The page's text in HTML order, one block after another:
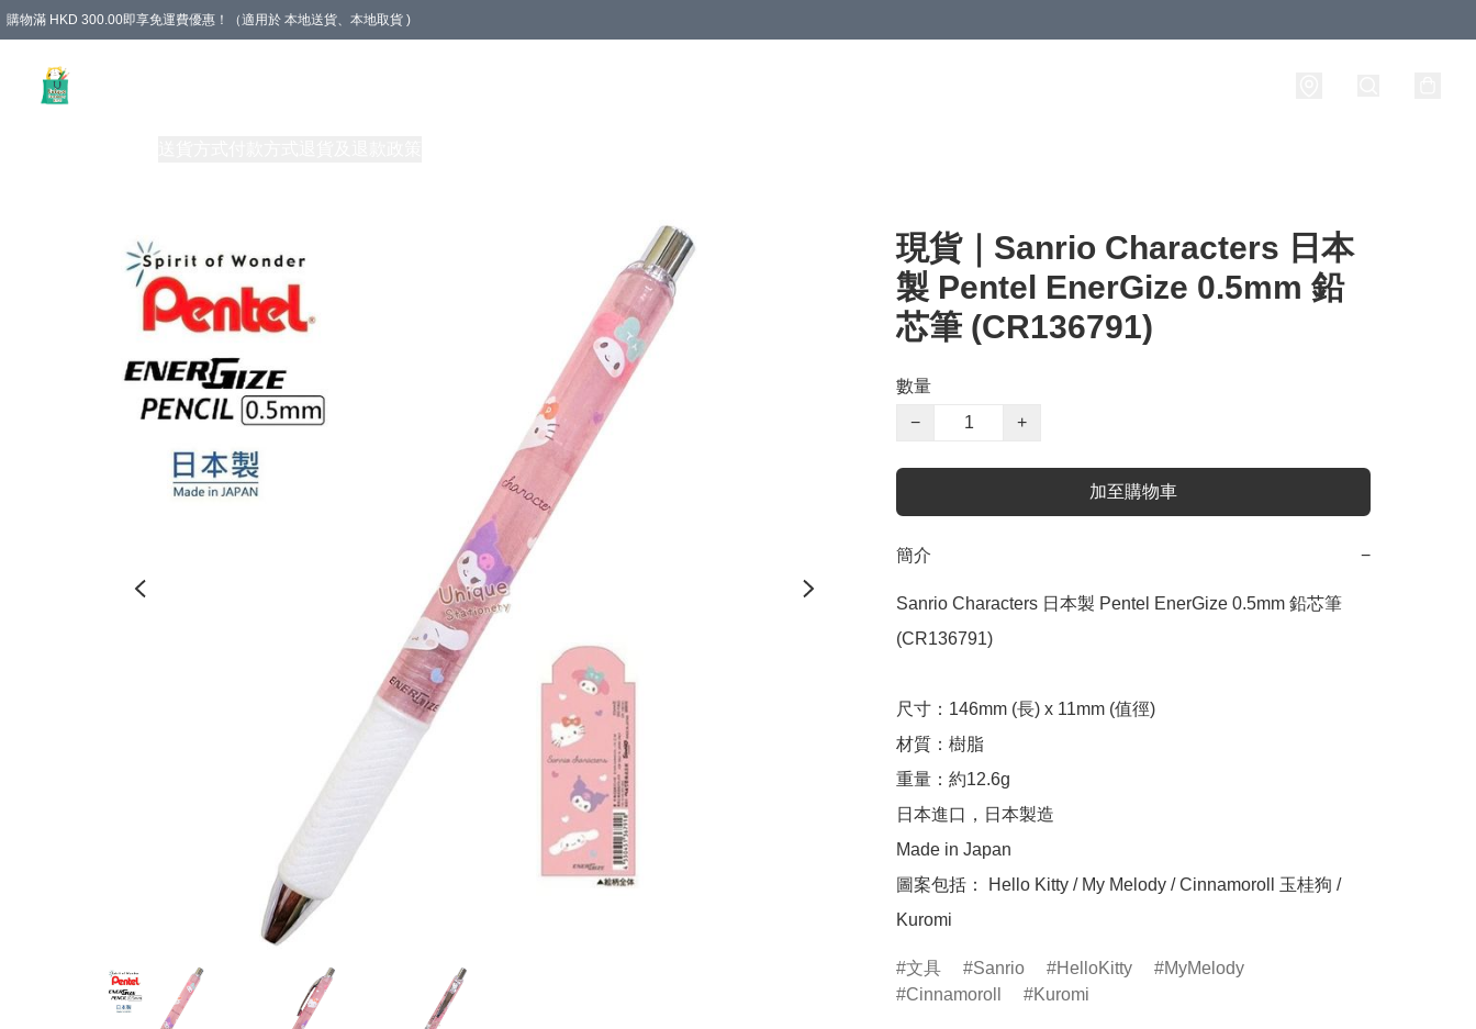
購物滿 HKD 300.00即享免運費優惠！（適用於 本地送貨、本地取貨 )
現貨｜Sanrio Characters 日本
製 Pentel EnerGize 0.5mm 鉛
芯筆 (CR136791)
數量
−
+
加至購物車
簡介 −
Sanrio Characters 日本製 Pentel EnerGize 0.5mm 鉛芯筆
(CR136791)
尺寸：146mm (長) x 11mm (值徑)
材質：樹脂
重量：約12.6g
日本進口，日本製造
Made in Japan
圖案包括： Hello Kitty / My Melody / Cinnamoroll 玉桂狗 /
Kuromi
文具 Sanrio HelloKitty
MyMelody
Cinnamoroll
Kuromi